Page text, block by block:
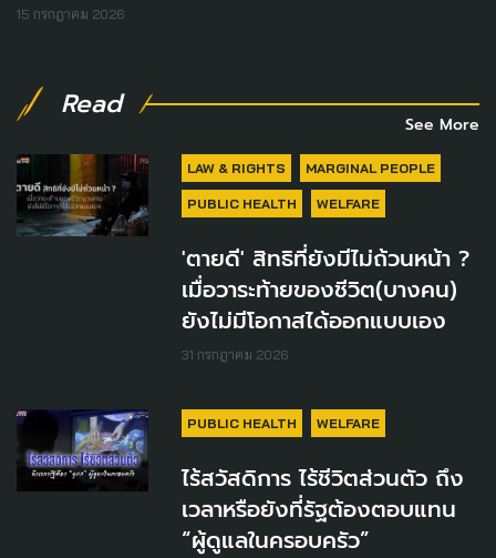
15 กรกฎาคม 2026
Read
See More
LAW & RIGHTS MARGINAL PEOPLE
PUBLIC HEALTH WELFARE
'ตายดี' สิทธิที่ยังมีไม่ถ้วนหน้า ?
เมื่อวาระท้ายของชีวิต(บางคน)
ยังไม่มีโอกาสได้ออกแบบเอง
31 กรกฎาคม 2026
PUBLIC HEALTH WELFARE
ไร้สวัสดิการ ไร้ชีวิตส่วนตัว ถึง
เวลาหรือยังที่รัฐต้องตอบแทน
“ผู้ดูแลในครอบครัว”